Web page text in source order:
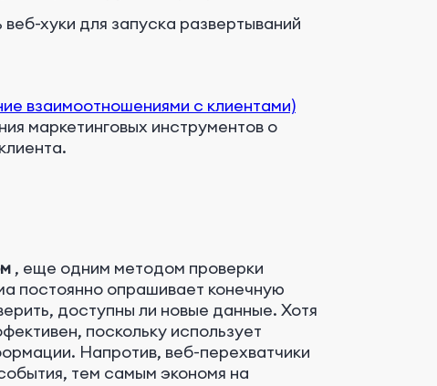
хуки для запуска развертываний
взаимоотношениями с клиентами)
маркетинговых инструментов о
, еще одним методом проверки
постоянно опрашивает конечную
доступны ли новые данные. Хотя
поскольку использует
Напротив, веб-перехватчики
тем самым экономя на